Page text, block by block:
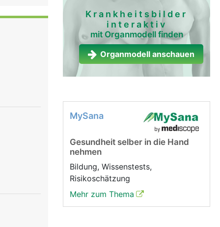
Krankheitsbilder
interaktiv
mit Organmodell finden
Organmodell anschauen
MySana
Gesundheit selber in die Hand
nehmen
Bildung, Wissenstests,
Risikoschätzung
Mehr zum Thema